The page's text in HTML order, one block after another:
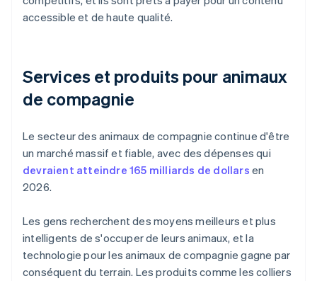
accessible et de haute qualité.
Services et produits pour animaux
de compagnie
Le secteur des animaux de compagnie continue d'être
un marché massif et fiable, avec des dépenses qui
devraient atteindre 165 milliards de dollars en
2026.
Les gens recherchent des moyens meilleurs et plus
intelligents de s'occuper de leurs animaux, et la
technologie pour les animaux de compagnie gagne par
conséquent du terrain. Les produits comme les colliers